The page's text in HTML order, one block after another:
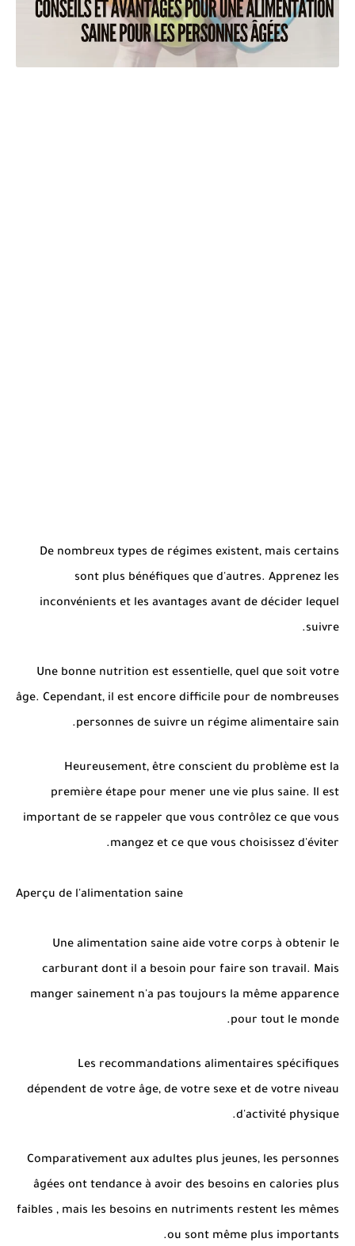
De nombreux types de régimes existent, mais certains
sont plus bénéfiques que d'autres. Apprenez les
inconvénients et les avantages avant de décider lequel
suivre.
Une bonne nutrition est essentielle, quel que soit votre
âge. Cependant, il est encore difficile pour de nombreuses
personnes de suivre un régime alimentaire sain.
Heureusement, être conscient du problème est la
première étape pour mener une vie plus saine. Il est
important de se rappeler que vous contrôlez ce que vous
mangez et ce que vous choisissez d'éviter.
Aperçu de l'alimentation saine
Une alimentation saine aide votre corps à obtenir le
carburant dont il a besoin pour faire son travail. Mais
manger sainement n'a pas toujours la même apparence
pour tout le monde.
Les recommandations alimentaires spécifiques
dépendent de votre âge, de votre sexe et de votre niveau
d'activité physique.
Comparativement aux adultes plus jeunes, les personnes
âgées ont tendance à avoir des besoins en calories plus
faibles , mais les besoins en nutriments restent les mêmes
ou sont même plus importants.